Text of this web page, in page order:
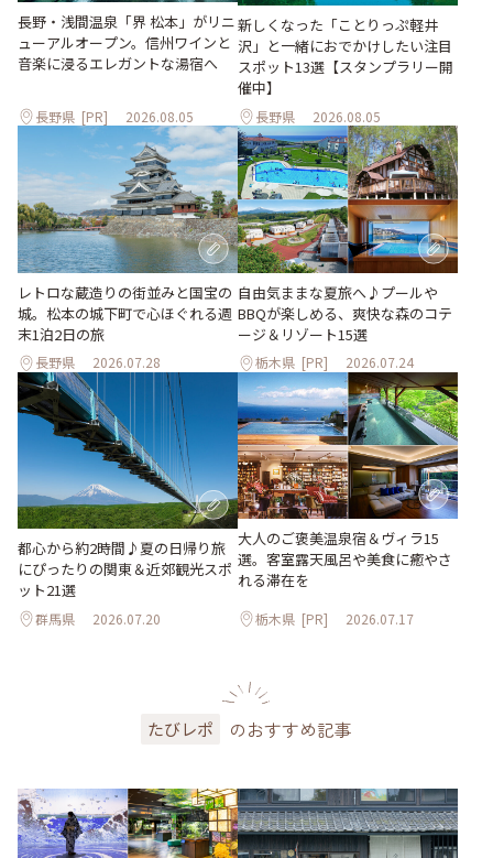
長野・浅間温泉「界 松本」がリニ
ューアルオープン。信州ワインと
音楽に浸るエレガントな湯宿へ
長野県 [PR] 2026.08.05
新しくなった「ことりっぷ軽井
沢」と一緒におでかけしたい注目
スポット13選【スタンプラリー開
催中】
長野県 2026.08.05
レトロな蔵造りの街並みと国宝の
城。松本の城下町で心ほぐれる週
末1泊2日の旅
長野県 2026.07.28
自由気ままな夏旅へ♪プールや
BBQが楽しめる、爽快な森のコテ
ージ＆リゾート15選
栃木県 [PR] 2026.07.24
都心から約2時間♪夏の日帰り旅
にぴったりの関東＆近郊観光スポ
ット21選
群馬県 2026.07.20
大人のご褒美温泉宿＆ヴィラ15
選。客室露天風呂や美食に癒やさ
れる滞在を
栃木県 [PR] 2026.07.17
たびレポ のおすすめ記事